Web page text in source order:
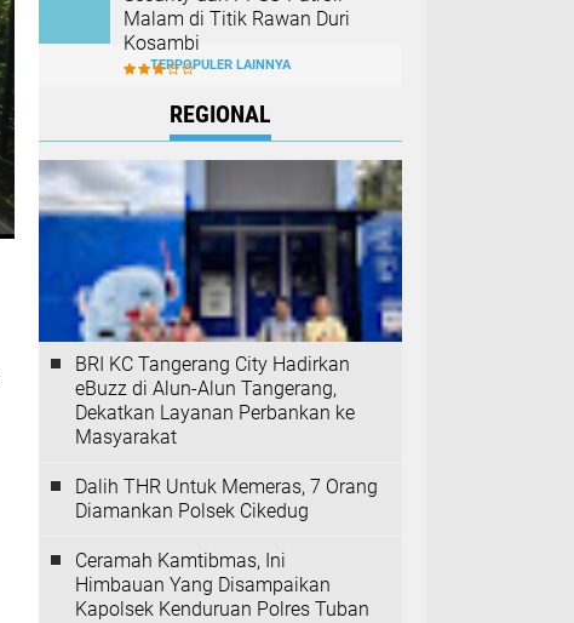
Malam di Titik Rawan Duri
Kosambi
TERPOPULER LAINNYA
REGIONAL
BRI KC Tangerang City Hadirkan
eBuzz di Alun-Alun Tangerang,
Dekatkan Layanan Perbankan ke
Masyarakat
Dalih THR Untuk Memeras, 7 Orang
Diamankan Polsek Cikedug
Ceramah Kamtibmas, Ini
Himbauan Yang Disampaikan
Kapolsek Kenduruan Polres Tuban